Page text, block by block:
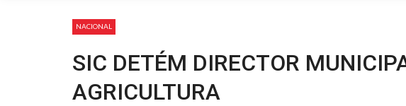
NACIONAL
SIC DETÉM DIRECTOR
AGRICULTURA